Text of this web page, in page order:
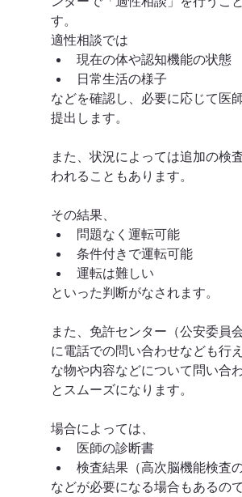
す。
適性相談では
現在の体や認知機能の状態
日常生活の様子
などを確認し、必要に応じて医
提出します。
また、状況によっては追加の検
われることもあります。
その結果、
問題なく運転可能
条件付きで運転可能
運転は難しい
といった判断がなされます。
また、免許センター（公安委員
に電話での問い合わせなども行
な物や内容などについて問い合
とスムーズになります。
場合によっては、
医師の診断書
検査結果（高次脳機能検査の
などが必要になる場合もあるの